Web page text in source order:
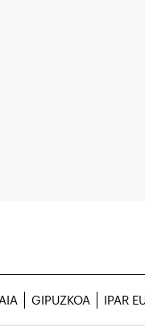
GIPUZKOA IPAR